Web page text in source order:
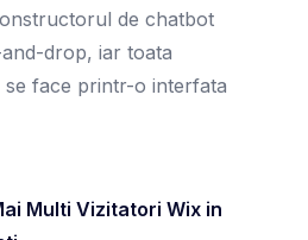
de chatbot
drop, iar toata
se face printr-o interfata
Multi Vizitatori Wix in